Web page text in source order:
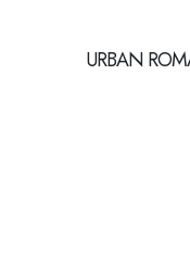
URBAN